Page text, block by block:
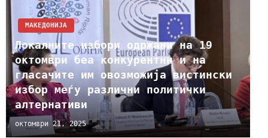
МАКЕДОНИЈА
Локалните избори одржани на 19
октомври беа конкурентни и на
гласачите им овозможија вистински
избор меѓу различни политички
алтернативи
октомври 21, 2025